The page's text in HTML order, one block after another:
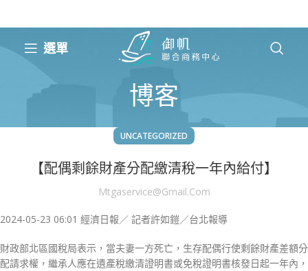
選單
博客
UNCATEGORIZED
【配偶剩餘財產分配繳清稅一年內給付】
Mtgaservice@gmail.com
2024-05-23 06:01 經濟日報／ 記者許如鎧／台北報導
財政部北區國稅局表示，當夫妻一方死亡，生存配偶行使剩餘財產差額分
配請求權，繼承人應在遺產稅繳清證明書或免稅證明書核發日起一年內，